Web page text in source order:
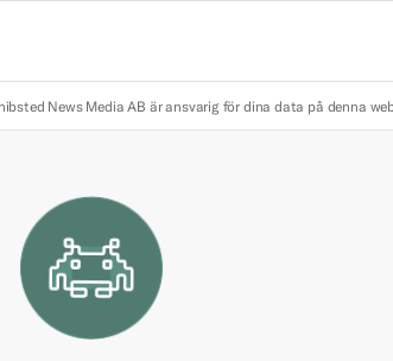
News Media AB är ansvarig för dina data på denna